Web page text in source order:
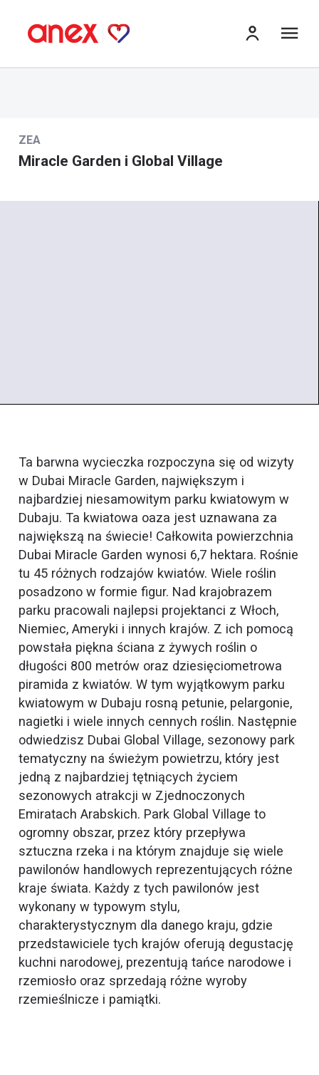
ZEA
Miracle Garden i Global Village
Ta barwna wycieczka rozpoczyna się od wizyty
w Dubai Miracle Garden, największym i
najbardziej niesamowitym parku kwiatowym w
Dubaju. Ta kwiatowa oaza jest uznawana za
największą na świecie! Całkowita powierzchnia
Dubai Miracle Garden wynosi 6,7 hektara. Rośnie
tu 45 różnych rodzajów kwiatów. Wiele roślin
posadzono w formie figur. Nad krajobrazem
parku pracowali najlepsi projektanci z Włoch,
Niemiec, Ameryki i innych krajów. Z ich pomocą
powstała piękna ściana z żywych roślin o
długości 800 metrów oraz dziesięciometrowa
piramida z kwiatów. W tym wyjątkowym parku
kwiatowym w Dubaju rosną petunie, pelargonie,
nagietki i wiele innych cennych roślin. Następnie
odwiedzisz Dubai Global Village, sezonowy park
tematyczny na świeżym powietrzu, który jest
jedną z najbardziej tętniących życiem
sezonowych atrakcji w Zjednoczonych
Emiratach Arabskich. Park Global Village to
ogromny obszar, przez który przepływa
sztuczna rzeka i na którym znajduje się wiele
pawilonów handlowych reprezentujących różne
kraje świata. Każdy z tych pawilonów jest
wykonany w typowym stylu,
charakterystycznym dla danego kraju, gdzie
przedstawiciele tych krajów oferują degustację
kuchni narodowej, prezentują tańce narodowe i
rzemiosło oraz sprzedają różne wyroby
rzemieślnicze i pamiątki.